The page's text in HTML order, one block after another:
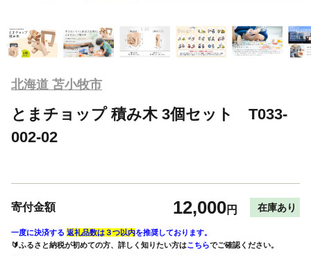
北海道 苫小牧市
とまチョップ 積み木 3個セット T033-
002-02
寄付金額 12,000円 在庫あり
一度に決済する 返礼品数は３つ以内を推奨しております。
🔰ふるさと納税が初めての方、詳しく知りたい方はこちらでご確認ください。